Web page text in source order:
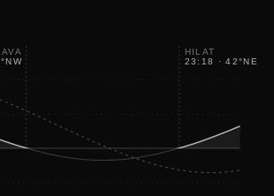
HILAT
23:18
· 42°NE
AVA
°NW